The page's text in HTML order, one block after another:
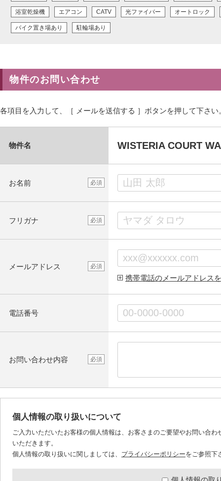
浴室乾燥機 エアコン CATV 光ファイバー オートロック
バイク置き場あり 駐輪場あり
物件のお問い合わせ
各項目を入力して、［ メールを送信する ］ボタンを押して下さい
物件名 WISTERIA COURT
お名前 必須
フリガナ 必須
メールアドレス 必須
携帯電話のメールアドレス
電話番号
お問い合わせ内容 必須
個人情報の取り扱いについて
ご入力いただいたお客様の個人情報は、お客さまのご要望やお問い合
いただきます。
個人情報の取り扱いに関しましては、 プライバシーポリシーをご参照下